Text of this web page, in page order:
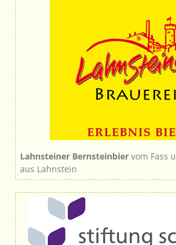
Lahnsteiner Bernsteinbier vom Fass
aus Lahnstein